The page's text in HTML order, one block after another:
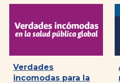
Verdades
incomodas para la